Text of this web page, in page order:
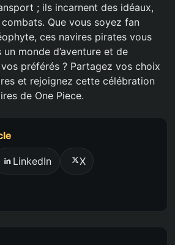
; ils incarnent des idéaux,
Que vous soyez fan
ces navires pirates vous
monde d’aventure et de
préférés ? Partagez vos choix
et rejoignez cette célébration
de One Piece.
LinkedIn X